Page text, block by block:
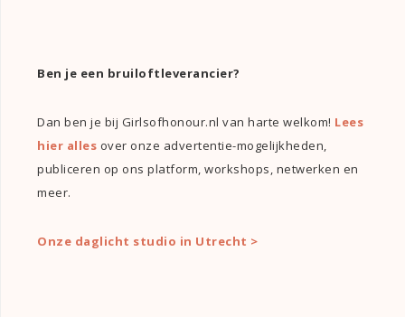
Ben je een bruiloftleverancier?
Dan ben je bij Girlsofhonour.nl van harte welkom! Lees
hier alles over onze advertentie-mogelijkheden,
publiceren op ons platform, workshops, netwerken en
meer.
Onze daglicht studio in Utrecht >